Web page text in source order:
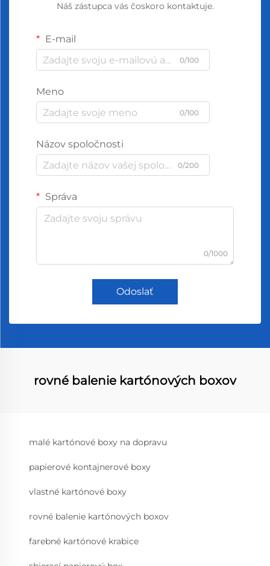
Náš zástupca vás čoskoro kontaktuje.
E-mail
0/100
Meno
0/100
Názov spoločnosti
0/200
Správa
0/1000
Odoslať
rovné balenie kartónových boxov
malé kartónové boxy na dopravu
papierové kontajnerové boxy
vlastné kartónové boxy
rovné balenie kartónových boxov
farebné kartónové krabice